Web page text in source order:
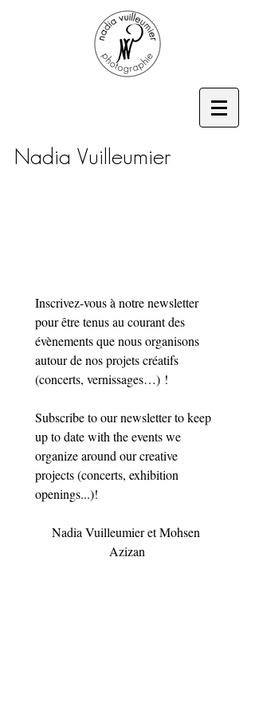
Nadia Vuilleumier
Inscrivez-vous à notre newsletter
pour être tenus au courant des
évènements que nous organisons
autour de nos projets créatifs
(concerts, vernissages…) !
Subscribe to our newsletter to keep
up to date with the events we
organize around our creative
projects (concerts, exhibition
openings...)!
Nadia Vuilleumier et Mohsen
Azizan